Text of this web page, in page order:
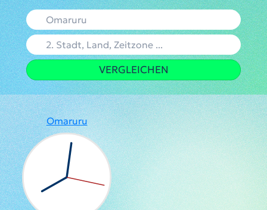
VERGLEICHEN
Omaruru